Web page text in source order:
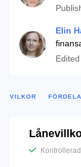
Elin
Edited
VILKOR